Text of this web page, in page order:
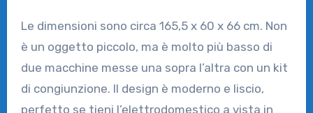
Le dimensioni sono circa 165,5 x 60 x 66 cm. Non
è un oggetto piccolo, ma è molto più basso di
due macchine messe una sopra l’altra con un kit
di congiunzione. Il design è moderno e liscio,
perfetto se tieni l’elettrodomestico a vista in